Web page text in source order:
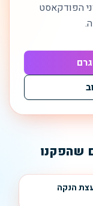
הפודקאסט
שהפקנו
הנקה